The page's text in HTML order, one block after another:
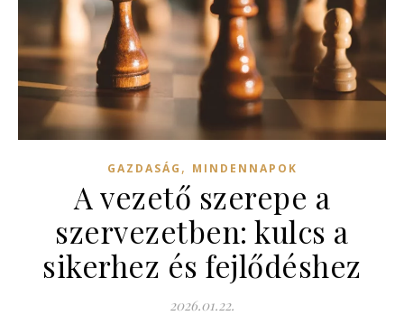
GAZDASÁG , MINDENNAPOK
A vezető szerepe a
szervezetben: kulcs a
sikerhez és fejlődéshez
2026.01.22.